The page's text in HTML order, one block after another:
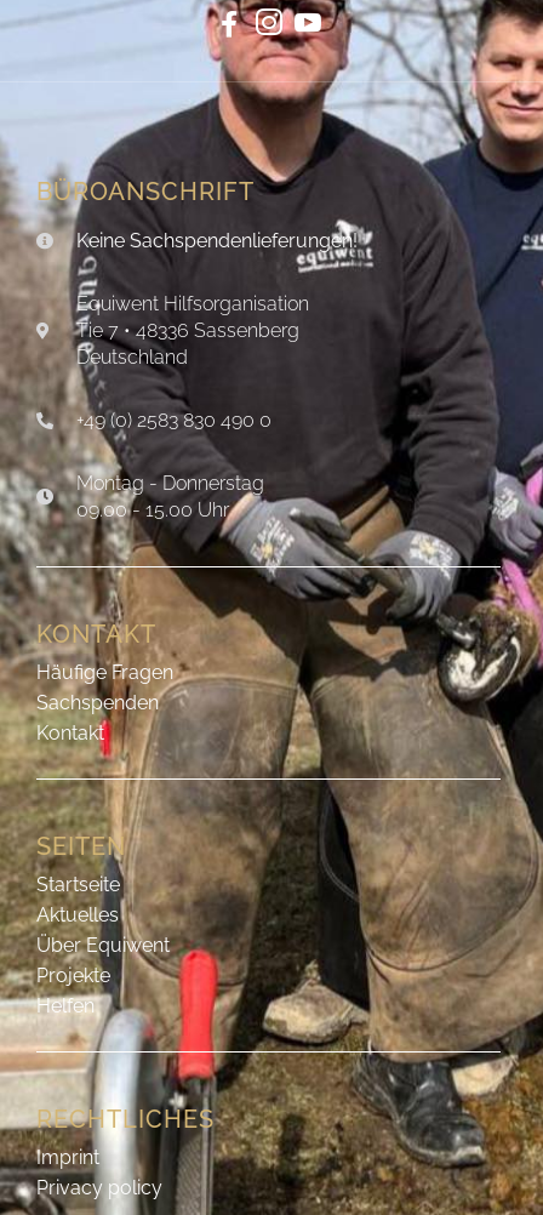
BÜROANSCHRIFT
Keine Sachspendenlieferungen!
Equiwent Hilfsorganisation
Tie 7 • 48336 Sassenberg
Deutschland
+49 (0) 2583 830 490 0
Montag - Donnerstag
09.00 - 15.00 Uhr
KONTAKT
Häufige Fragen
Sachspenden
Kontakt
SEITEN
Startseite
Aktuelles
Über Equiwent
Projekte
Helfen
RECHTLICHES
Imprint
Privacy policy